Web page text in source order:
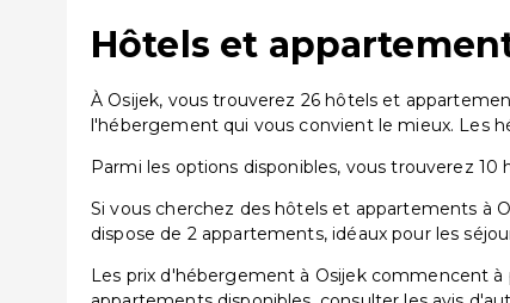
Hôtels et
À Osijek, vous trouverez 26 hôtels et
l'hébergement qui vous convient le mieux. Les
Parmi les options disponibles, vous trouverez 10
Si vous cherchez des hôtels et appartements à
dispose de 2 appartements, idéaux pour les
Les prix d'hébergement à Osijek commencent